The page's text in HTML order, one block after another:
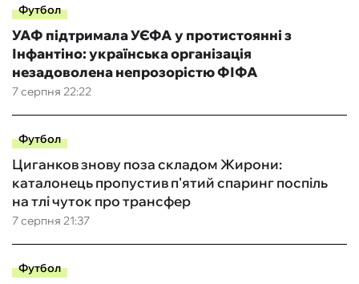
Футбол
7 серпня 22:22
УАФ підтримала УЄФА у протистоянні з
Інфантіно: українська організація
незадоволена непрозорістю ФІФА
Футбол
7 серпня 21:37
Циганков знову поза складом Жирони:
каталонець пропустив п'ятий спаринг поспіль
на тлі чуток про трансфер
Футбол